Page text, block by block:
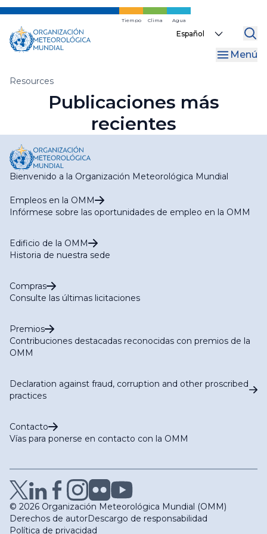
Ir
contenido
principal
Tiempo Clima Agua
Select
Menú
Migas
Resources
Publicaciones más
recientes
Bienvenido a la Organización Meteorológica Mundial
Empleos en la OMM
Infórmese sobre las oportunidades de empleo en la OMM
Edificio de la OMM
Historia de nuestra sede
Compras
Consulte las últimas licitaciones
Premios
Contribuciones destacadas reconocidas con premios de la
OMM
Declaration against fraud, corruption and other proscribed
practices
Contacto
Vías para ponerse en contacto con la OMM
© 2026 Organización Meteorológica Mundial (OMM)
Derechos de autorDescargo de responsabilidad
Política de privacidad